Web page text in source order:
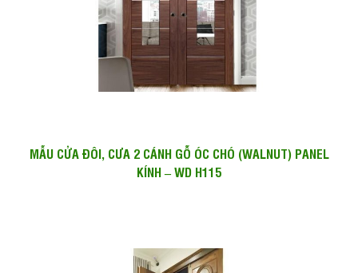
MẪU CỬA ĐÔI, CƯA 2 CÁNH GỖ ÓC CHÓ (WALNUT) PANEL
KÍNH – WD H115